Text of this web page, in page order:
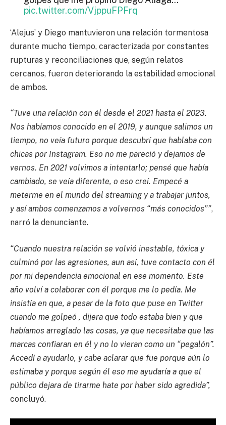
pic.twitter.com/VjppuFPFrq
— 🎀♡ Alejus ♡🎀 (@Alejus28)October
29, 2024
‘Alejus’ y Diego mantuvieron una relación tormentosa
durante mucho tiempo, caracterizada por constantes
rupturas y reconciliaciones que, según relatos
cercanos, fueron deteriorando la estabilidad emocional
de ambos.
“Tuve una relación con él desde el 2021 hasta el 2023.
Nos habíamos conocido en el 2019, y aunque salimos un
tiempo, no veía futuro porque descubrí que hablaba con
chicas por Instagram. Eso no me pareció y dejamos de
vernos. En 2021 volvimos a intentarlo; pensé que había
cambiado, se veía diferente, o eso creí. Empecé a
meterme en el mundo del streaming y a trabajar juntos,
y así ambos comenzamos a volvernos “más conocidos””,
narró la denunciante.
“Cuando nuestra relación se volvió inestable, tóxica y
culminó por las agresiones, aun así, tuve contacto con él
por mi dependencia emocional en ese momento. Este
año volví a colaborar con él porque me lo pedía. Me
insistía en que, a pesar de la foto que puse en Twitter
cuando me golpeó , dijera que todo estaba bien y que
habíamos arreglado las cosas, ya que necesitaba que las
marcas confiaran en él y no lo vieran como un “pegalón”.
Accedí a ayudarlo, y cabe aclarar que fue porque aún lo
estimaba y porque según él eso me ayudaría a que el
público dejara de tirarme hate por haber sido agredida”,
concluyó.